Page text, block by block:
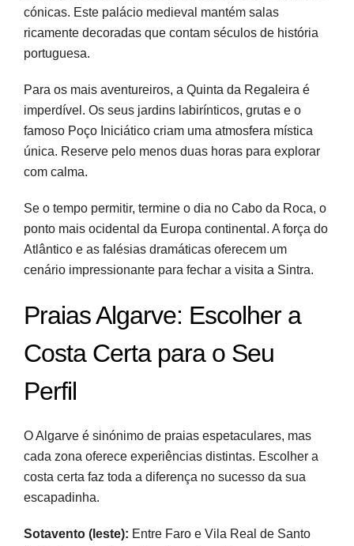
cónicas. Este palácio medieval mantém salas
ricamente decoradas que contam séculos de história
portuguesa.
Para os mais aventureiros, a Quinta da Regaleira é
imperdível. Os seus jardins labirínticos, grutas e o
famoso Poço Iniciático criam uma atmosfera mística
única. Reserve pelo menos duas horas para explorar
com calma.
Se o tempo permitir, termine o dia no Cabo da Roca, o
ponto mais ocidental da Europa continental. A força do
Atlântico e as falésias dramáticas oferecem um
cenário impressionante para fechar a visita a Sintra.
Praias Algarve: Escolher a
Costa Certa para o Seu
Perfil
O Algarve é sinónimo de praias espetaculares, mas
cada zona oferece experiências distintas. Escolher a
costa certa faz toda a diferença no sucesso da sua
escapadinha.
Sotavento (leste): Entre Faro e Vila Real de Santo